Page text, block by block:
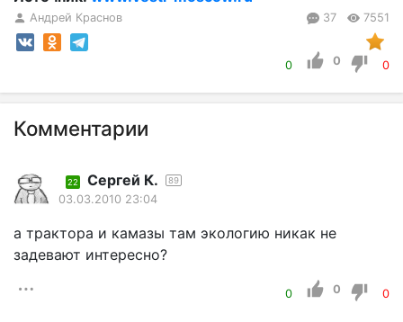
Андрей Краснов 37 7551
0 0 0
Комментарии
22 Сергей К. 89
03.03.2010 23:04
а трактора и камазы там экологию никак не
задевают интересно?
0 0 0